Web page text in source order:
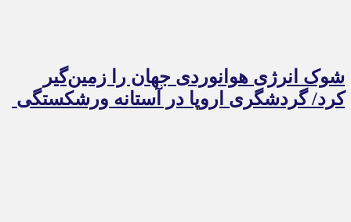
شوک انرژی هوانوردی جهان را زمین‌گیر
کرد/ گردشگری اروپا در آستانه ورشکستگی